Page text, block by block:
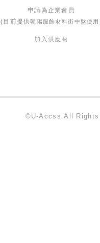
申請為企業會員
(目前提供朝陽服飾材料街中盤使用
加入供應商
©U-Accss.All Rights